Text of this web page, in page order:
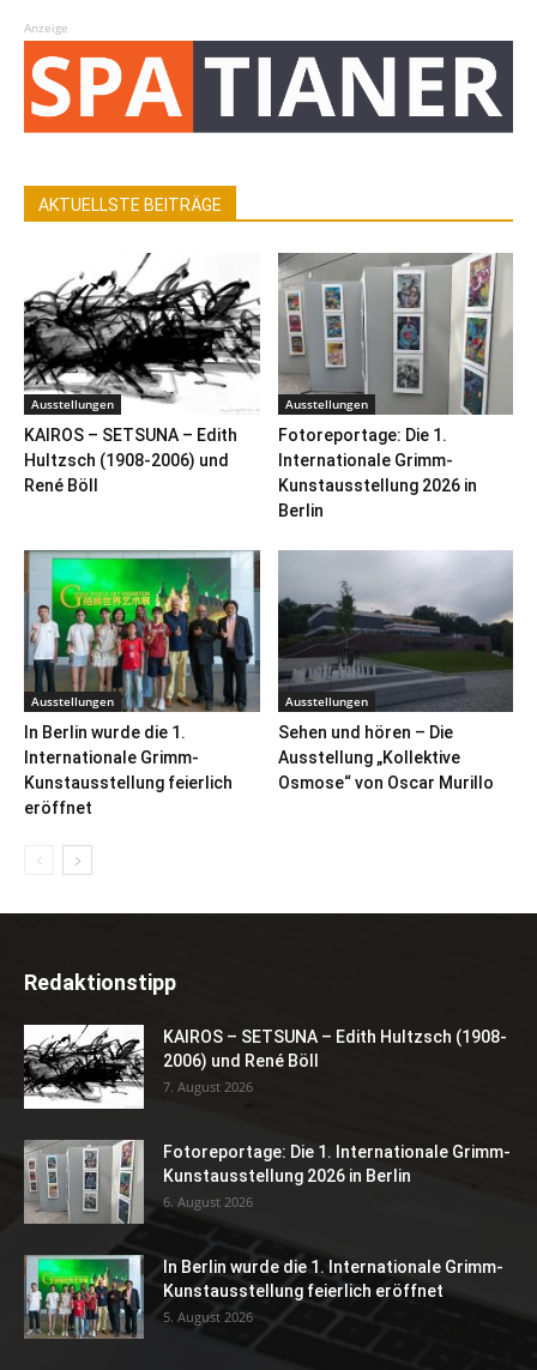
Anzeige
AKTUELLSTE BEITRÄGE
Ausstellungen
KAIROS – SETSUNA – Edith
Hultzsch (1908-2006) und
René Böll
Ausstellungen
Fotoreportage: Die 1.
Internationale Grimm-
Kunstausstellung 2026 in
Berlin
Ausstellungen
In Berlin wurde die 1.
Internationale Grimm-
Kunstausstellung feierlich
eröffnet
Ausstellungen
Sehen und hören – Die
Ausstellung „Kollektive
Osmose“ von Oscar Murillo
Redaktionstipp
KAIROS – SETSUNA – Edith Hultzsch (1908-
2006) und René Böll
7. August 2026
Fotoreportage: Die 1. Internationale Grimm-
Kunstausstellung 2026 in Berlin
6. August 2026
In Berlin wurde die 1. Internationale Grimm-
Kunstausstellung feierlich eröffnet
5. August 2026